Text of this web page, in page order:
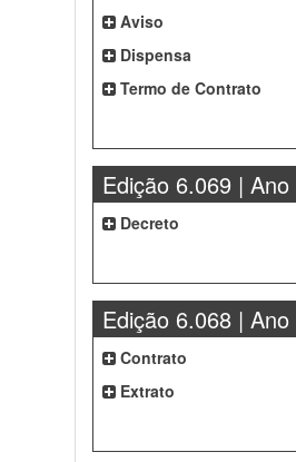
Aviso
Dispensa
Termo de Contrato
Edição 6.069 | Ano
Decreto
Edição 6.068 | Ano
Contrato
Extrato